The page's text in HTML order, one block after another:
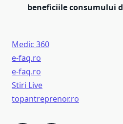
beneficiile consumului
Medic 360
e-faq.ro
e-faq.ro
Stiri Live
topantreprenor.ro